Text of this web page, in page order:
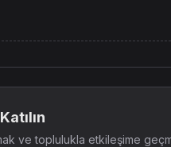
ve toplulukla etkileşime